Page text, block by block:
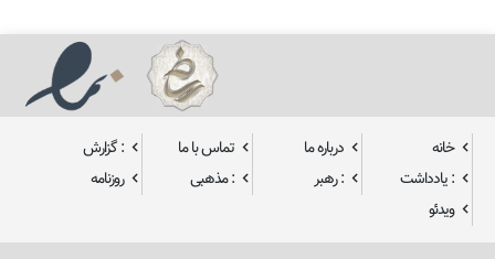
خانه درباره ما تماس با ما
: گزارش
: یادداشت
: رهبر : مذهبی
روزنامه
ویدئو